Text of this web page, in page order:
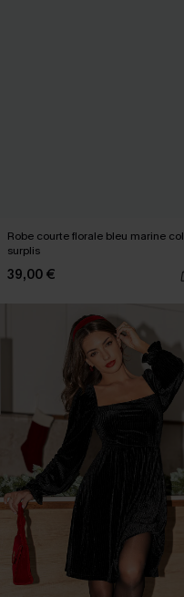
Robe courte florale bleu marine col
surplis
39,00 €